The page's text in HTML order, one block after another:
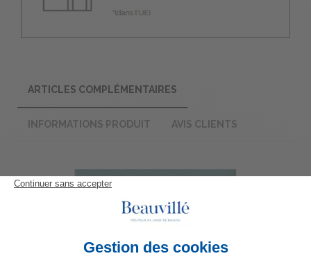
ARTICLES COMPLÉMENTAIRES
INFORMATIONS PRODUIT AVIS CLIENTS